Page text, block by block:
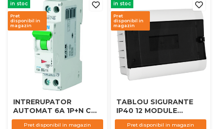
in stoc
Pret
disponibil in
magazin
INTRERUPATOR
AUTOMAT 6A 1P+N C
4.5KA
Pret disponibil in magazin
in stoc
Pret
disponibil in
magazin
TABLOU SIGURANTE
IP40 12 MODULE
APLICAT
Pret disponibil in magazin